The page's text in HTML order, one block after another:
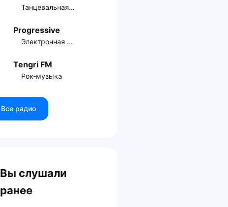
Танцевальная музыка
Progressive
Электронная музыка
Tengri FM
Рок-музыка
Все радио
Вы слушали
ранее